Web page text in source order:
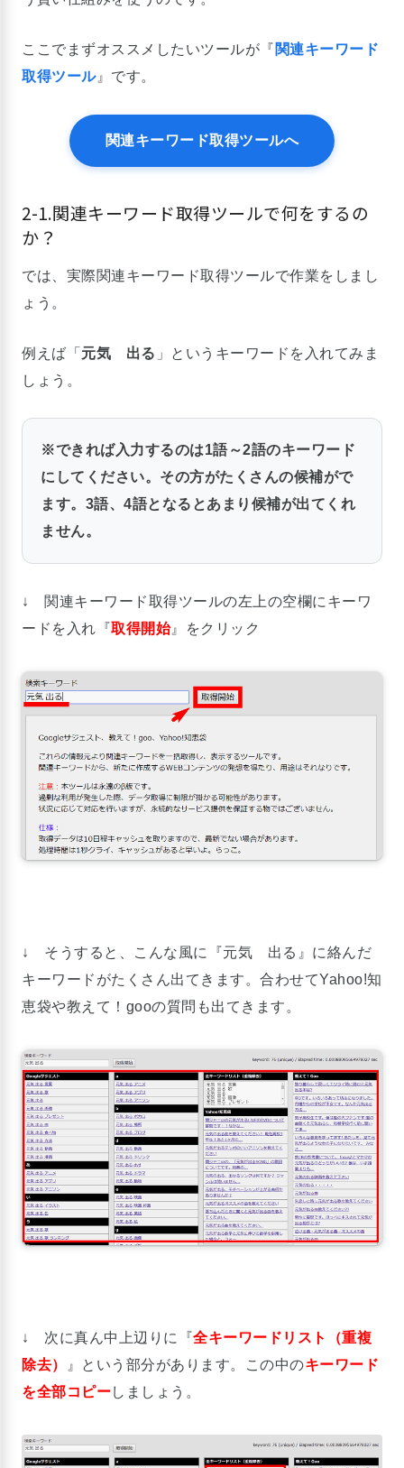
ここでまずオススメしたいツールが『 関連キーワード
取得ツール』です。
関連キーワード取得ツールへ
2-1.関連キーワード取得ツールで何をするの
か？
では、実際関連キーワード取得ツールで作業をしまし
ょう。
例えば「 元気 出る 」というキーワードを入れてみま
しょう。
※できれば入力するのは1語～2語のキーワード
にしてください。その方がたくさんの候補がで
ます。3語、4語となるとあまり候補が出てくれ
ません。
↓ 関連キーワード取得ツールの左上の空欄にキーワ
ードを入れ『取得開始』をクリック
↓ そうすると、こんな風に『元気 出る』に絡んだ
キーワードがたくさん出てきます。合わせてYahoo!知
恵袋や教えて！gooの質問も出てきます。
↓ 次に真ん中上辺りに『全キーワードリスト（重複
除去）
』という部分があります。この中のキーワード
を全部コピーしましょう。